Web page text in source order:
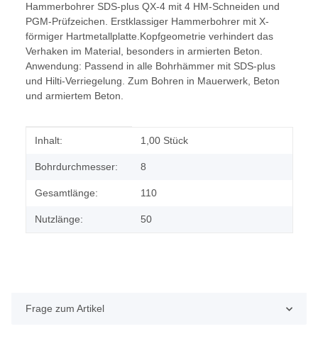
Hammerbohrer SDS-plus QX-4 mit 4 HM-Schneiden und
PGM-Prüfzeichen. Erstklassiger Hammerbohrer mit X-
förmiger Hartmetallplatte.Kopfgeometrie verhindert das
Verhaken im Material, besonders in armierten Beton.
Anwendung: Passend in alle Bohrhämmer mit SDS-plus
und Hilti-Verriegelung. Zum Bohren in Mauerwerk, Beton
und armiertem Beton.
Produkteigenschaft
Wert
Inhalt: 1,00 Stück
Bohrdurchmesser: 8
Gesamtlänge: 110
Nutzlänge: 50
Frage zum Artikel